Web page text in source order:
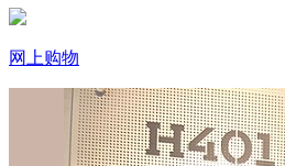
网上购物